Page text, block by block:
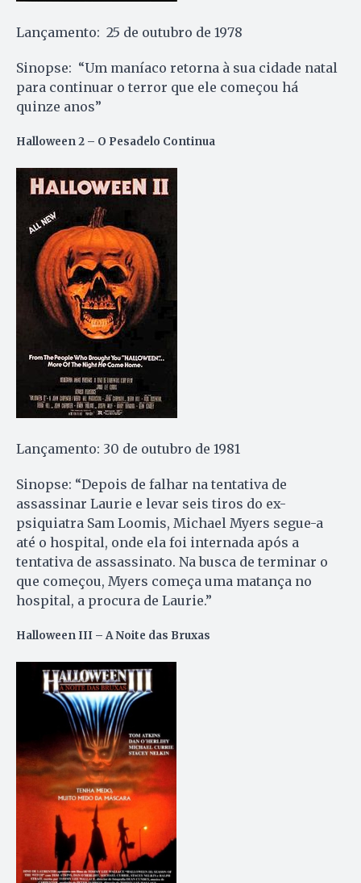
Lançamento: 25 de outubro de 1978
Sinopse: “Um maníaco retorna à sua cidade natal
para continuar o terror que ele começou há
quinze anos”
Halloween 2 – O Pesadelo Continua
Lançamento: 30 de outubro de 1981
Sinopse: “Depois de falhar na tentativa de
assassinar Laurie e levar seis tiros do ex-
psiquiatra Sam Loomis, Michael Myers segue-a
até o hospital, onde ela foi internada após a
tentativa de assassinato. Na busca de terminar o
que começou, Myers começa uma matança no
hospital, a procura de Laurie.”
Halloween III – A Noite das Bruxas